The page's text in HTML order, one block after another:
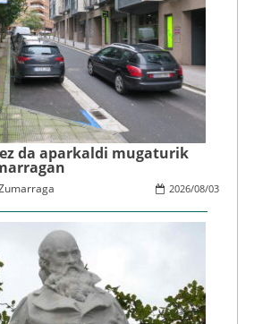
da aparkaldi mugaturik
2026/08/03